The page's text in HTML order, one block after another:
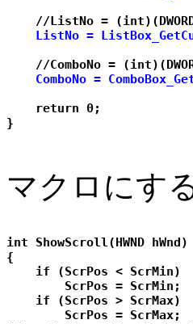
ListNo =
ComboNo =
    return 0;
マクロにす
int ShowScroll(HWND hWnd)
{
    if (ScrPos < ScrMin)
        ScrPos = ScrMin;
    if (ScrPos > ScrMax)
        ScrPos = ScrMax;